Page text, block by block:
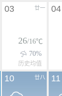
廿一
03
26/16℃
70%
历史均值
04
廿八
10 11